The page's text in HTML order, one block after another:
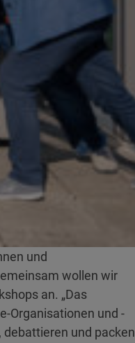
und
wollen wir
an. „Das
Organisationen und -
debattieren und packen